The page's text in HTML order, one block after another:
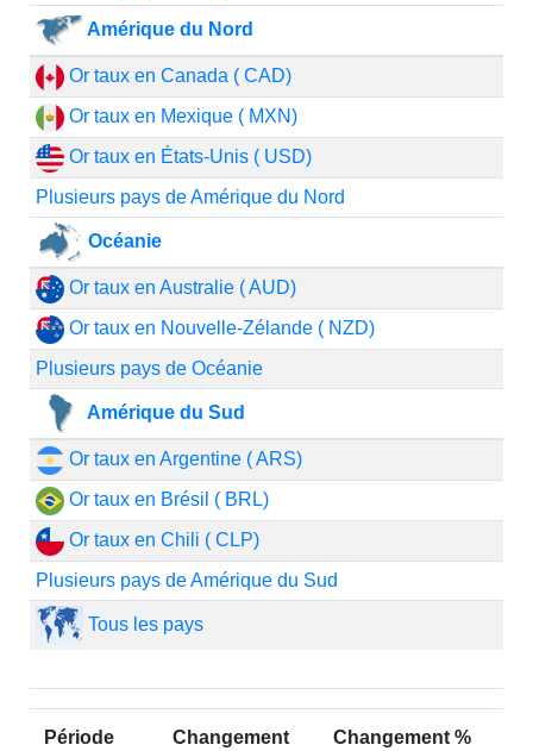
Amérique du Nord
Or taux en Canada ( CAD)
Or taux en Mexique ( MXN)
Or taux en États-Unis ( USD)
Plusieurs pays de Amérique du Nord
Océanie
Or taux en Australie ( AUD)
Or taux en Nouvelle-Zélande ( NZD)
Plusieurs pays de Océanie
Amérique du Sud
Or taux en Argentine ( ARS)
Or taux en Brésil ( BRL)
Or taux en Chili ( CLP)
Plusieurs pays de Amérique du Sud
Tous les pays
Période Changement Changement %